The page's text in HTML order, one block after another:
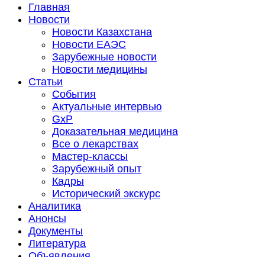
Главная
Новости
Новости Казахстана
Новости ЕАЭС
Зарубежные новости
Новости медицины
Статьи
События
Актуальные интервью
GxP
Доказательная медицина
Все о лекарствах
Мастер-классы
Зарубежный опыт
Кадры
Исторический экскурс
Аналитика
Анонсы
Документы
Литература